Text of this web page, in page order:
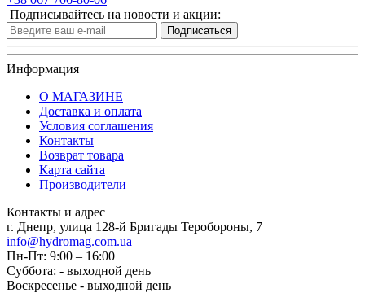
Подписывайтесь на новости и акции:
Подписаться
Информация
О МАГАЗИНЕ
Доставка и оплата
Условия соглашения
Контакты
Возврат товара
Карта сайта
Производители
Контакты и адрес
г. Днепр, улица 128-й Бригады Теробороны, 7
info@hydromag.com.ua
Пн-Пт: 9:00 – 16:00
Суббота: - выходной день
Воскресенье - выходной день